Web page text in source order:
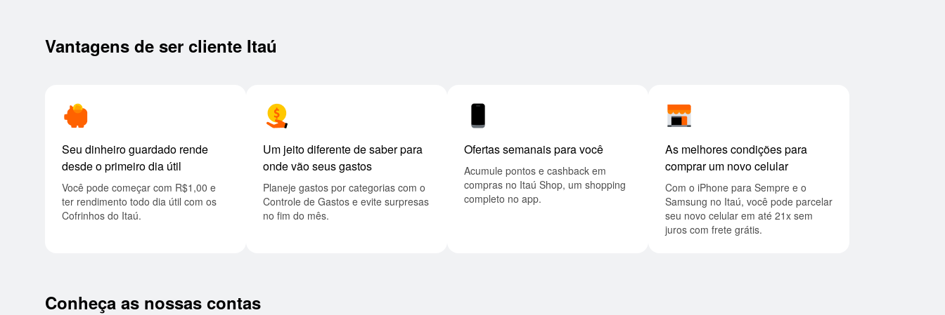
Vantagens de ser cliente Itaú
Seu dinheiro guardado rende
desde o primeiro dia útil
Você pode começar com R$1,00 e
ter rendimento todo dia útil com os
Cofrinhos do Itaú.
Um jeito diferente de saber para
onde vão seus gastos
Planeje gastos por categorias com o
Controle de Gastos e evite surpresas
no fim do mês.
Ofertas semanais para você
Acumule pontos e cashback em
compras no Itaú Shop, um shopping
completo no app.
As melhores condições para
comprar um novo celular
Com o iPhone para Sempre e o
Samsung no Itaú, você pode parcelar
seu novo celular em até 21x sem
juros com frete grátis.
Conheça as nossas contas